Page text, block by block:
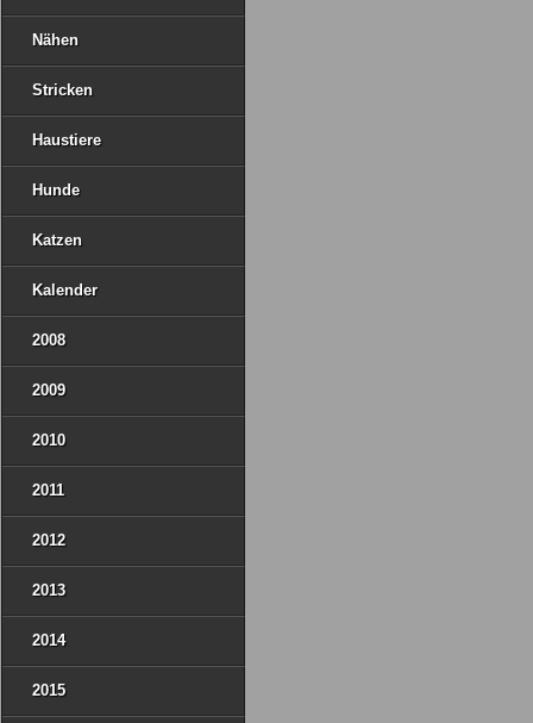
Nähen
Stricken
Haustiere
Hunde
Katzen
Kalender
2008
2009
2010
2011
2012
2013
2014
2015